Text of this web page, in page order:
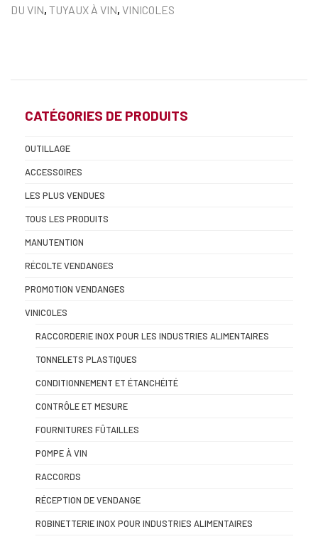
DU VIN, TUYAUX À VIN, VINICOLES
CATÉGORIES DE PRODUITS
OUTILLAGE
ACCESSOIRES
LES PLUS VENDUES
TOUS LES PRODUITS
MANUTENTION
RÉCOLTE VENDANGES
PROMOTION VENDANGES
VINICOLES
RACCORDERIE INOX POUR LES INDUSTRIES ALIMENTAIRES
TONNELETS PLASTIQUES
CONDITIONNEMENT ET ÉTANCHÉITÉ
CONTRÔLE ET MESURE
FOURNITURES FÛTAILLES
POMPE À VIN
RACCORDS
RÉCEPTION DE VENDANGE
ROBINETTERIE INOX POUR INDUSTRIES ALIMENTAIRES